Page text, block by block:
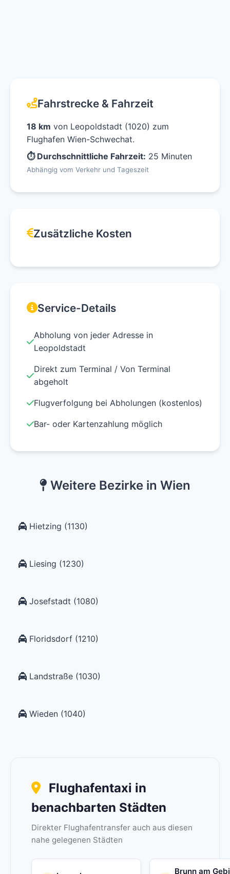
Fahrstrecke & Fahrzeit
18 km von Leopoldstadt (1020) zum
Flughafen Wien-Schwechat.
⏱ Durchschnittliche Fahrzeit: 25 Minuten
Abhängig vom Verkehr und Tageszeit
Zusätzliche Kosten
Service-Details
Abholung von jeder Adresse in
Leopoldstadt
Direkt zum Terminal / Von Terminal
abgeholt
Flugverfolgung bei Abholungen (kostenlos)
Bar- oder Kartenzahlung möglich
Weitere Bezirke in Wien
Hietzing (1130)
Liesing (1230)
Josefstadt (1080)
Floridsdorf (1210)
Landstraße (1030)
Wieden (1040)
Flughafentaxi in
benachbarten Städten
Direkter Flughafentransfer auch aus diesen
nahe gelegenen Städten
Brunn am